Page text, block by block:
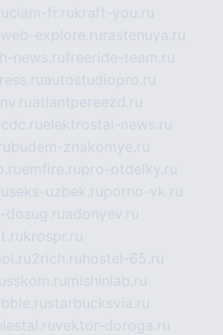
ciam-fr.rukraft-you.ru
web-explore.ru rastenuya.ru
news.rufreeride-team.ru
autostudiopro.ru
atlantpereezd.ru
elektrostal-news.ru
budem-znakomye.ru
emfire.rupro-otdelky.ru
seks-uzbek.ruporno-vk.ru
dosug.ruadonyev.ru
krospr.ru
2rich.ru hostel-65.ru
mishinlab.ru
starbucksvia.ru
vektor-doroga.ru